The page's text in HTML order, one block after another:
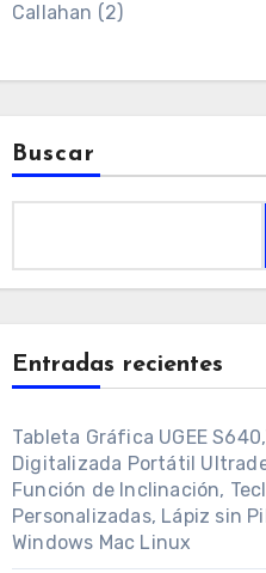
Callahan (2)
Buscar
Entradas recientes
Tableta Gráfica UGEE
Digitalizada Portátil
Función de Inclinación,
Personalizadas, Lápiz sin
Windows Mac Linux